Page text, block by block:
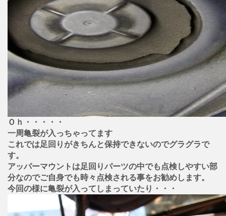
Ｏｈ・・・・・
一周亀裂が入っちゃってます
これでは足回りがきちんと保持できないのでグラグラで
す。
アッパーマウントは足回りパーツの中でも点検しやすい部
分なのでご自身でも時々点検される事をお勧めします。
今回の様に亀裂が入ってしまっていたり・・・